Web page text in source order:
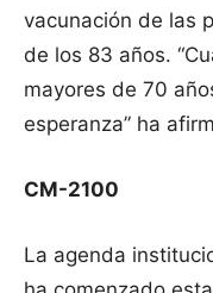
vacunación de las
de los 83 años.
mayores de 70
esperanza” ha
CM-2100
La agenda